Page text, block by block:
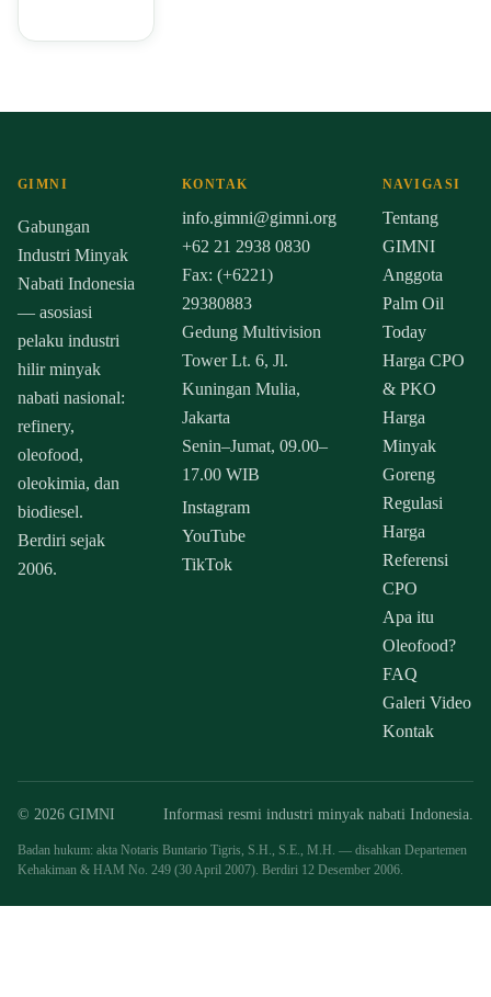
GIMNI
Gabungan
Industri Minyak
Nabati Indonesia
— asosiasi
pelaku industri
hilir minyak
nabati nasional:
refinery,
oleofood,
oleokimia, dan
biodiesel.
Berdiri sejak
2006.
KONTAK
info.gimni@gimni.org
+62 21 2938 0830
Fax: (+6221)
29380883
Gedung Multivision
Tower Lt. 6, Jl.
Kuningan Mulia,
Jakarta
Senin–Jumat, 09.00–
17.00 WIB
Instagram
YouTube
TikTok
NAVIGASI
Tentang
GIMNI
Anggota
Palm Oil
Today
Harga CPO
& PKO
Harga
Minyak
Goreng
Regulasi
Harga
Referensi
CPO
Apa itu
Oleofood?
FAQ
Galeri Video
Kontak
© 2026 GIMNI Informasi resmi industri minyak nabati Indonesia.
Badan hukum: akta Notaris Buntario Tigris, S.H., S.E., M.H. — disahkan Departemen
Kehakiman & HAM No. 249 (30 April 2007). Berdiri 12 Desember 2006.